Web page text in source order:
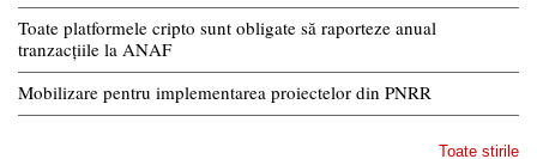
Toate platformele cripto sunt obligate să raporteze anual
tranzacțiile la ANAF
Mobilizare pentru implementarea proiectelor din PNRR
Toate stirile